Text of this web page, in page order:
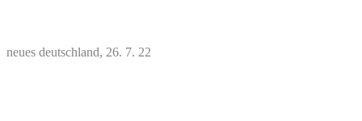
neues deutschland, 26. 7. 22